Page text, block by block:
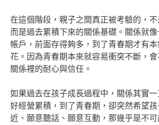
在這個階段，親子之間真正被考驗的，不
而是過去累積下來的關係基礎。關係就
帳戶，前面存得夠多，到了青春期才有本
花。因為青春期本來就容易衝突不斷，
關係裡的耐心與信任。
如果過去在孩子成長過程中，關係其實
好經營累積，到了青春期，卻突然希望
近、願意聽話、願意互動，那幾乎是不可